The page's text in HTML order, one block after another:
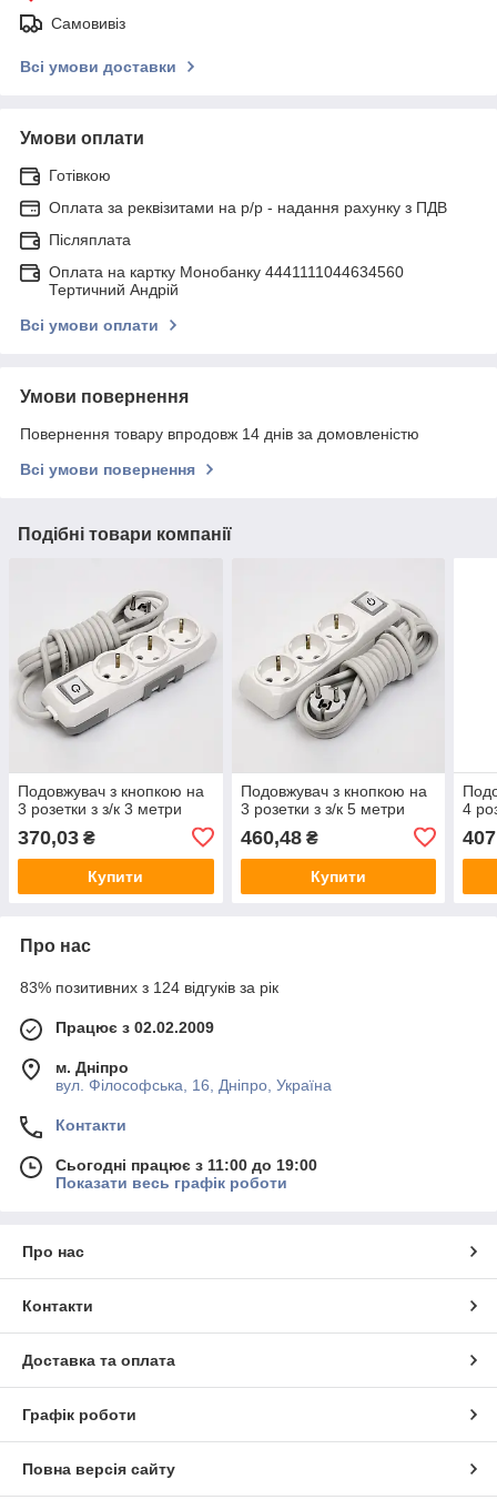
Самовивіз
Всі умови доставки
Умови оплати
Готівкою
Оплата за реквізитами на р/р - надання рахунку з ПДВ
Післяплата
Оплата на картку Монобанку 4441111044634560
Тертичний Андрій
Всі умови оплати
Умови повернення
Повернення товару впродовж 14 днів за домовленістю
Всі умови повернення
Подібні товари компанії
Подовжувач з кнопкою на
3 розетки з з/к 3 метри
370,03 ₴
Купити
Подовжувач з кнопкою на
3 розетки з з/к 5 метри
460,48₴
Купити
4
Про нас
83% позитивних з 124 відгуків за рік
Працює з 02.02.2009
м. Дніпро
вул. Філософська, 16, Дніпро, Україна
Контакти
Сьогодні працює з 11:00 до 19:00
Показати весь графік роботи
Про нас
Контакти
Доставка та оплата
Графік роботи
Повна версія сайту